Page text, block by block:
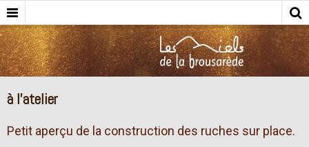
à l'atelier
Petit aperçu de la construction des ruches sur place.